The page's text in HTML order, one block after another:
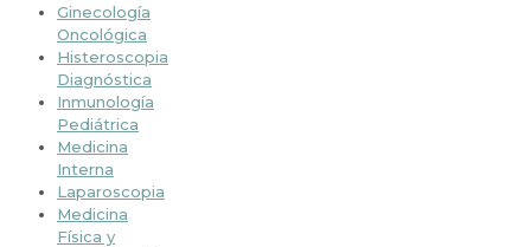
Ginecología
Oncológica
Histeroscopia
Diagnóstica
Inmunología
Pediátrica
Medicina
Interna
Laparoscopia
Medicina
Física y